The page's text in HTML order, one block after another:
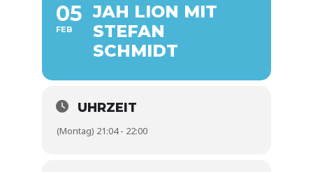
05
FEB
JAH LION MIT
STEFAN
SCHMIDT
UHRZEIT
(Montag) 21:04 - 22:00